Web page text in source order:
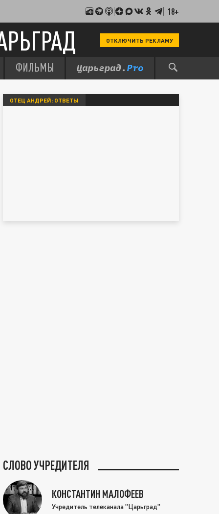
18+
ОТКЛЮЧИТЬ РЕКЛАМУ
ФИЛЬМЫ
ОТЕЦ АНДРЕЙ: ОТВЕТЫ
СЛОВО УЧРЕДИТЕЛЯ
КОНСТАНТИН МАЛОФЕЕВ
Учредитель телеканала "Царьград"